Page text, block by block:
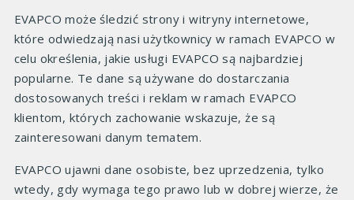
EVAPCO może śledzić strony i witryny internetowe,
które odwiedzają nasi użytkownicy w ramach EVAPCO w
celu określenia, jakie usługi EVAPCO są najbardziej
popularne. Te dane są używane do dostarczania
dostosowanych treści i reklam w ramach EVAPCO
klientom, których zachowanie wskazuje, że są
zainteresowani danym tematem.
EVAPCO ujawni dane osobiste, bez uprzedzenia, tylko
wtedy, gdy wymaga tego prawo lub w dobrej wierze, że